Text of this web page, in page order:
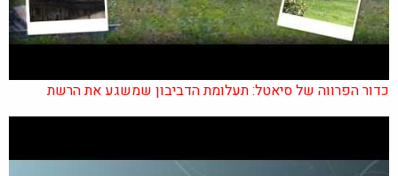
כדור הפרווה של סיאטל: תעלומת הדביבון שמשגע את הרשת